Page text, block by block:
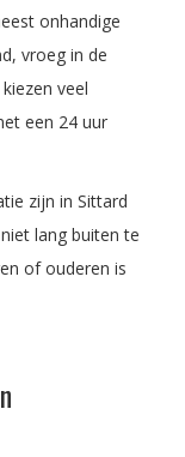
onhandige
vroeg in de
veel
een 24 uur
zijn in Sittard
lang buiten te
of ouderen is